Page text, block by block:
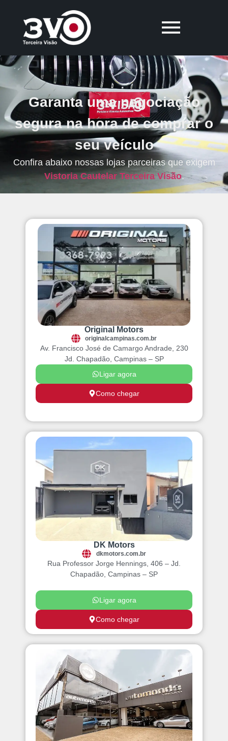
Garanta uma negociação
segura na hora de comprar o
seu veículo
Confira abaixo nossas lojas parceiras que exigem
Vistoria Cautelar Terceira Visão.
Original Motors
originalcampinas.com.br
Av. Francisco José de Camargo Andrade, 230
Jd. Chapadão, Campinas – SP
Como chegar
Ligar agora
DK Motors
dkmotors.com.br
Rua Professor Jorge Hennings, 406 – Jd.
Chapadão, Campinas – SP
Como chegar
Ligar agora